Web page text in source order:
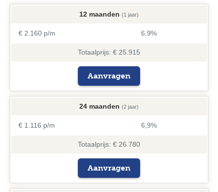
12 maanden (1 jaar)
€ 2.160 p/m 6,9%
Totaalprijs: € 25.915
Aanvragen
24 maanden (2 jaar)
€ 1.116 p/m 6,9%
Totaalprijs: € 26.780
Aanvragen